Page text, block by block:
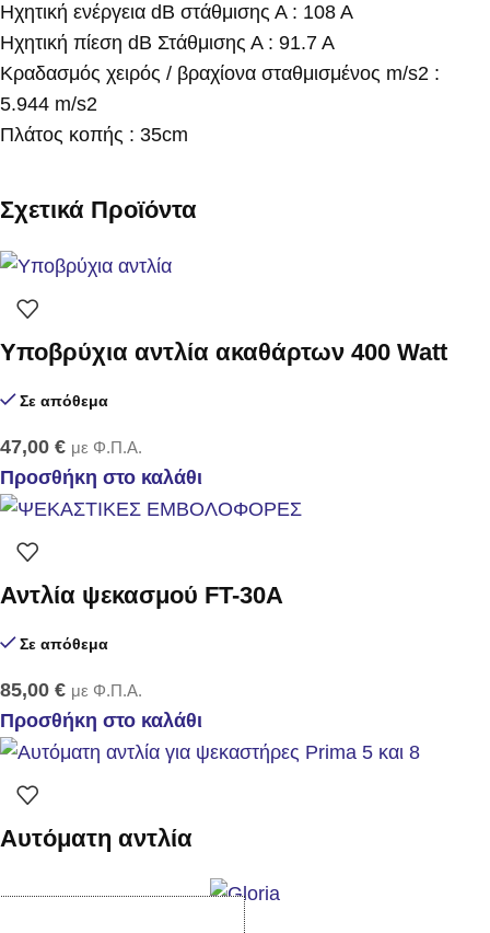
Ηχητική ενέργεια dB στάθμισης Α : 108 Α
Ηχητική πίεση dB Στάθμισης Α : 91.7 Α
Κραδασμός χειρός / βραχίονα σταθμισμένος m/s2 :
5.944 m/s2
Πλάτος κοπής : 35cm
Σχετικά Προϊόντα
Υποβρύχια αντλία ακαθάρτων 400 Watt
Σε απόθεμα
47,00 € με Φ.Π.Α.
Προσθήκη στο καλάθι
Αντλία ψεκασμού FT-30Α
Σε απόθεμα
85,00 € με Φ.Π.Α.
Προσθήκη στο καλάθι
Αυτόματη αντλία